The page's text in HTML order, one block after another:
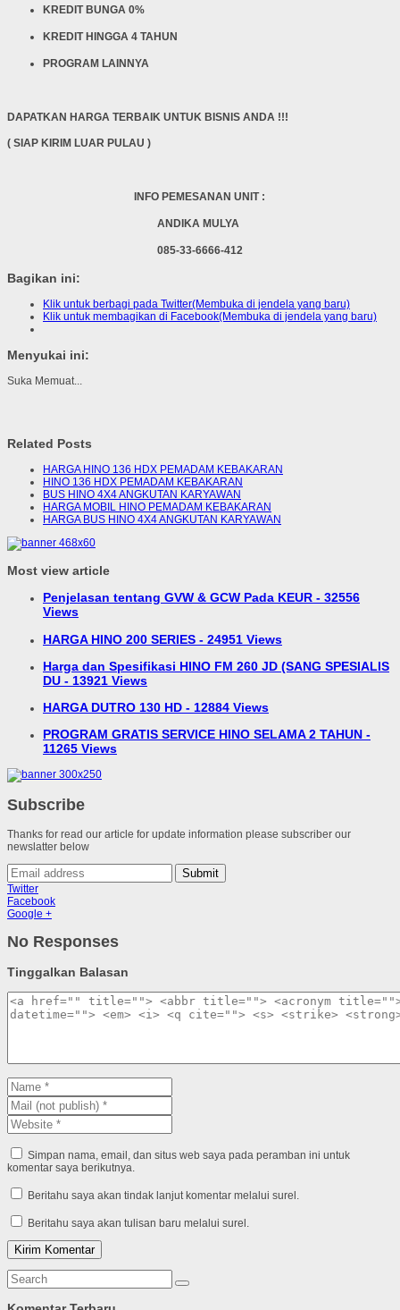
KREDIT BUNGA 0%
KREDIT HINGGA 4 TAHUN
PROGRAM LAINNYA
DAPATKAN HARGA TERBAIK UNTUK BISNIS ANDA !!!
( SIAP KIRIM LUAR PULAU )
INFO PEMESANAN UNIT :
ANDIKA MULYA
085-33-6666-412
Bagikan ini:
Klik untuk berbagi pada Twitter(Membuka di jendela yang baru)
Klik untuk membagikan di Facebook(Membuka di jendela yang baru)
Menyukai ini:
Suka Memuat...
Related Posts
HARGA HINO 136 HDX PEMADAM KEBAKARAN
HINO 136 HDX PEMADAM KEBAKARAN
BUS HINO 4X4 ANGKUTAN KARYAWAN
HARGA MOBIL HINO PEMADAM KEBAKARAN
HARGA BUS HINO 4X4 ANGKUTAN KARYAWAN
Most view article
Penjelasan tentang GVW & GCW Pada KEUR - 32556
Views
HARGA HINO 200 SERIES - 24951 Views
Harga dan Spesifikasi HINO FM 260 JD (SANG SPESIALIS
DU - 13921 Views
HARGA DUTRO 130 HD - 12884 Views
PROGRAM GRATIS SERVICE HINO SELAMA 2 TAHUN -
11265 Views
Subscribe
Thanks for read our article for update information please subscriber our
newslatter below
Submit
Twitter
Facebook
Google +
No Responses
Tinggalkan Balasan
Simpan nama, email, dan situs web saya pada peramban ini untuk
komentar saya berikutnya.
Beritahu saya akan tindak lanjut komentar melalui surel.
Beritahu saya akan tulisan baru melalui surel.